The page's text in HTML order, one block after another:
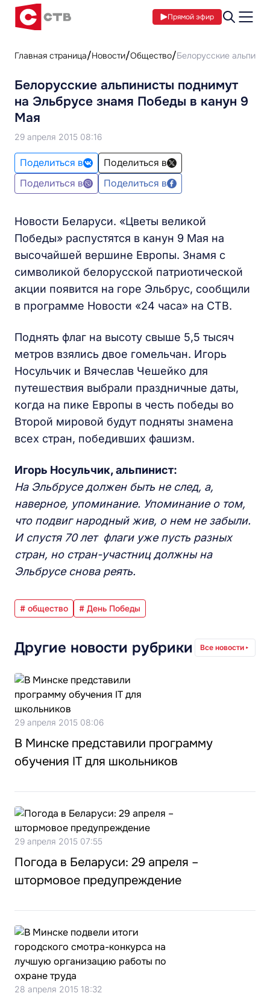
Прямой эфир
Главная страница Новости Общество Белорусские
Белорусские альпинисты поднимут
на Эльбрусе знамя Победы в канун 9
Мая
29 апреля 2015 08:16
Поделиться в
Поделиться в
Поделиться в
Поделиться в
Новости Беларуси. «Цветы великой
Победы» распустятся в канун 9 Мая на
высочайшей вершине Европы. Знамя с
символикой белорусской патриотической
акции появится на горе Эльбрус, сообщили
в программе Новости «24 часа» на СТВ.
Поднять флаг на высоту свыше 5,5 тысяч
метров взялись двое гомельчан. Игорь
Носульчик и Вячеслав Чешейко для
путешествия выбрали праздничные даты,
когда на пике Европы в честь победы во
Второй мировой будут подняты знамена
всех стран, победивших фашизм.
Игорь Носульчик, альпинист:
На Эльбрусе должен быть не след, а,
наверное, упоминание. Упоминание о том,
что подвиг народный жив, о нем не забыли.
И спустя 70 лет флаги уже пусть разных
стран, но стран-участниц должны на
Эльбрусе снова реять.
# общество # День Победы
Другие новости рубрики Все новости
29 апреля 2015 08:06
В Минске представили программу
обучения IT для школьников
29 апреля 2015 07:55
Погода в Беларуси: 29 апреля –
штормовое предупреждение
28 апреля 2015 18:32